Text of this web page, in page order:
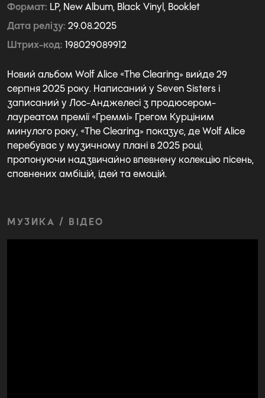
Формат LP, New Album, Black Vinyl, Booklet
Дата релізу 29.08.2025
Штрих-код 198029089912
Новий альбом Wolf Alice «The Clearing» вийде 29
серпня 2025 року. Написаний у Seven Sisters і
записаний у Лос-Анджелесі з продюсером-
лауреатом премії «Греммі» Грегом Курціним
минулого року, «The Clearing» показує, де Wolf Alice
перебуває у музичному плані в 2025 році,
пропонуючи надзвичайно впевнену колекцію пісень,
сповнених амбіцій, ідей та емоцій.
МУЗИКА / ВІДЕО